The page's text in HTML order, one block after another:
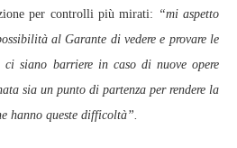
per controlli più mirati: “mi aspetto
al Garante di vedere e provare le
ci siano barriere in caso di nuove opere
sia un punto di partenza per rendere la
hanno queste difficoltà”.